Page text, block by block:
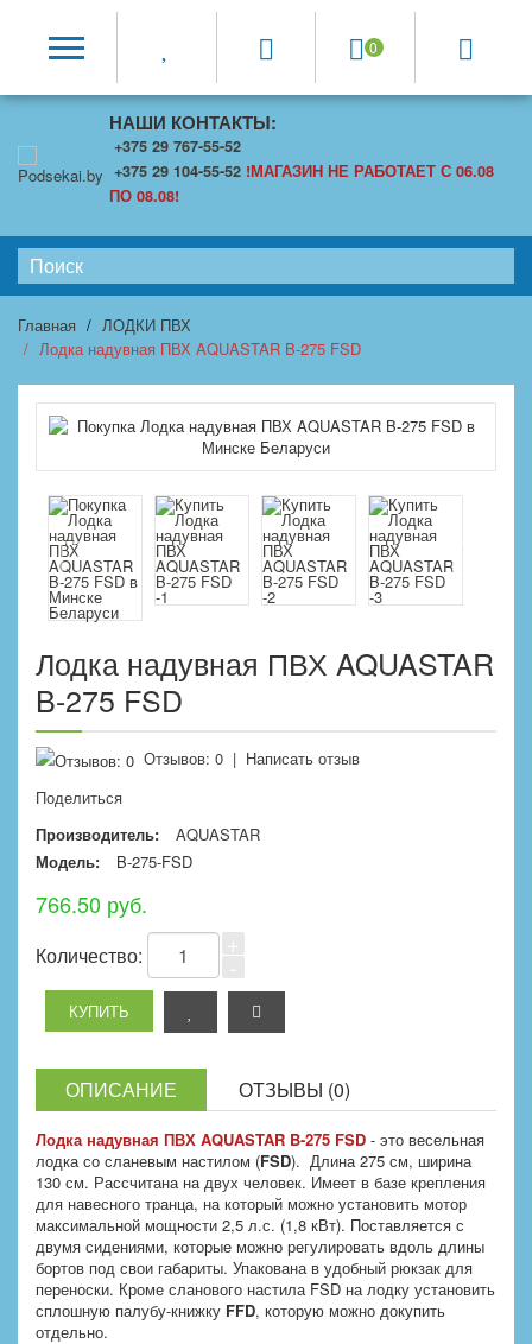
0
НАШИ КОНТАКТЫ:
+375 29 767-55-52
+375 29 104-55-52 !МАГАЗИН НЕ РАБОТАЕТ С 06.08
ПО 08.08!
Главная
ЛОДКИ ПВХ
Лодка надувная ПВХ AQUASTAR B-275 FSD
Лодка надувная ПВХ AQUASTAR
B-275 FSD
Отзывов: 0 | Написать отзыв
Поделиться
Производитель:
AQUASTAR
Модель:
B-275-FSD
766.50 руб.
Количество:
ОПИСАНИЕ ОТЗЫВЫ (0)
Лодка надувная ПВХ AQUASTAR B-275 FSD - это весельная
лодка со сланевым настилом (FSD). Длина 275 см, ширина
130 см. Рассчитана на двух человек. Имеет в базе крепления
для навесного транца, на который можно установить мотор
максимальной мощности 2,5 л.с. (1,8 кВт). Поставляется с
двумя сидениями, которые можно регулировать вдоль длины
бортов под свои габариты. Упакована в удобный рюкзак для
переноски. Кроме сланового настила FSD на лодку установить
сплошную палубу-книжку FFD, которую можно докупить
отдельно.